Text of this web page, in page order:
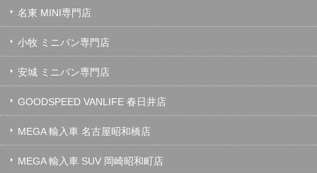
名東 MINI専門店
小牧 ミニバン専門店
安城 ミニバン専門店
GOODSPEED VANLIFE 春日井店
MEGA 輸入車 名古屋昭和橋店
MEGA 輸入車 SUV 岡崎昭和町店